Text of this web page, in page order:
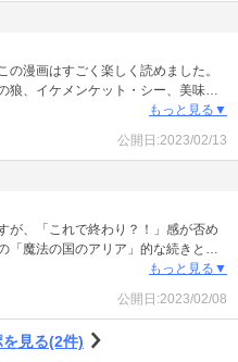
漫画はすごく楽しく読めました。
狼、イケメンケット・シー、美味し
分の好きなもの全部詰め込んで合っ
ゃいました… ロンドンでの生活、ア
ィンはどうしたのか、気になること
もっと見る▼
公開日:2023/02/13
、「これで終わり？！」感が否め
「魔法の国のアリア」的な続きと、
ア」的な続編を描いて欲しい！ も
です(*^O^)b
もっと見る▼
公開日:2023/02/08
見る(2件)